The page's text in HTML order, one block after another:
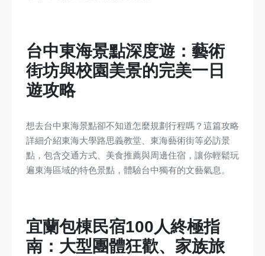
台中東海景點深度遊：藝術
街坊與校園美景的完美一日
遊攻略
想去台中東海景點卻不知道怎麼規劃行程嗎？這篇攻略
詳細介紹東海大學路思義教堂、東海藝術街等必訪景
點，包含交通方式、美食推薦與周邊住宿，讓你輕鬆玩
遍東海區域的特色景點，體驗台中獨有的文藝氣息。
宜蘭包棟民宿100人終極指
南：大型團體狂歡、家族旅